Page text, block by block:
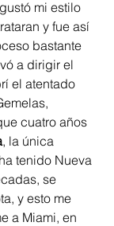
mi estilo
y fue así
bastante
a dirigir el
el atentado
cuatro años
, la única
tenido Nueva
se
y esto me
a Miami, en